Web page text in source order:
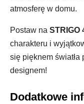
atmosferę w domu.
Postaw na STRIGO
charakteru i
się pięknem światła
designem!
Dodatkowe